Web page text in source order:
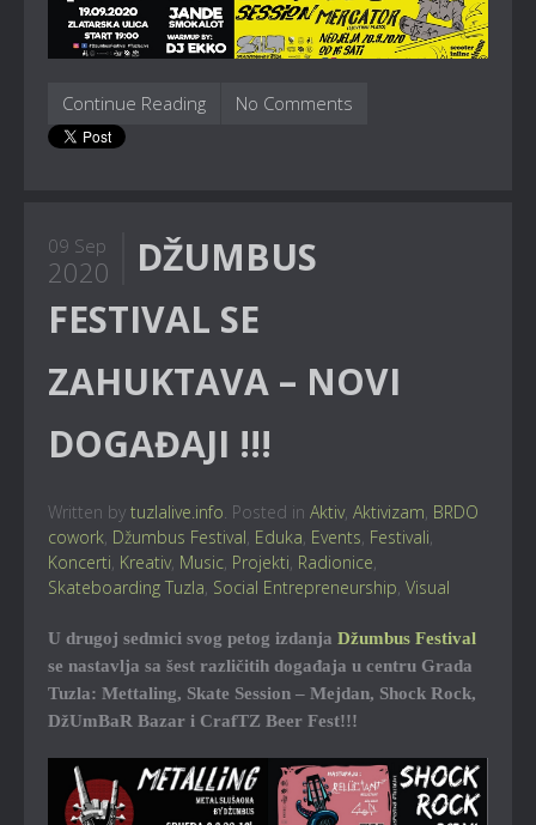
Continue Reading No Comments
09 Sep
2020
DŽUMBUS
FESTIVAL SE
ZAHUKTAVA – NOVI
DOGAĐAJI !!!
Written by tuzlalive.info. Posted in Aktiv, Aktivizam, BRDO
cowork, Džumbus Festival, Eduka, Events, Festivali,
Koncerti, Kreativ, Music, Projekti, Radionice,
Skateboarding Tuzla, Social Entrepreneurship, Visual
U drugoj sedmici svog petog izdanja Džumbus Festival
se nastavlja sa šest različitih događaja u centru Grada
Tuzla: Mettaling, Skate Session – Mejdan, Shock Rock,
DžUmBaR Bazar i CrafTZ Beer Fest!!!